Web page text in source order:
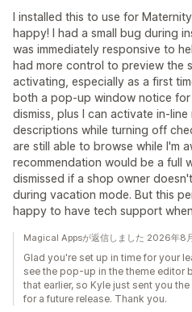
I installed this to use for
happy! I had a small bug during
was immediately responsive to
had more control to preview the
activating, especially as a first
both a pop-up window notice
dismiss, plus I can activate in-
descriptions while turning off
are still able to browse while I'm
recommendation would be a full
dismissed if a shop owner
during vacation mode. But this
happy to have tech support
Magical Appsが返信しました 2026年8
Glad you're set up in time for your
see the pop-up in the theme editor
that earlier, so Kyle just sent you
for a future release. Thank you.